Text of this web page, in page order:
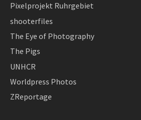
Pixelprojekt Ruhrgebiet
shooterfiles
The Eye of Photography
The Pigs
UNHCR
Worldpress Photos
ZReportage